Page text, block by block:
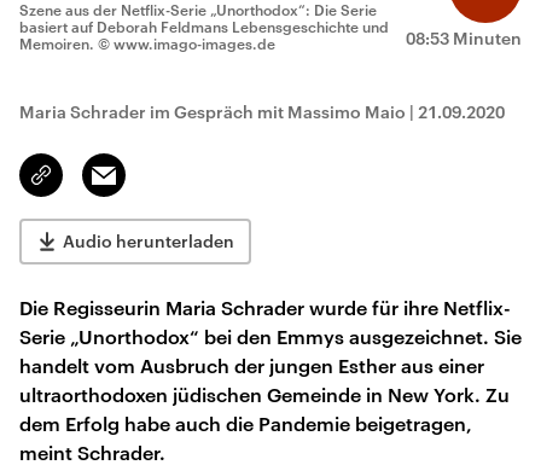
08:53 Minuten
Szene aus der Netflix-Serie „Unorthodox“: Die Serie
basiert auf Deborah Feldmans Lebensgeschichte und
Memoiren. © www.imago-images.de
Maria Schrader im Gespräch mit Massimo Maio | 21.09.2020
Link
kopieren/teilen
Email
Audio herunterladen
Die Regisseurin Maria Schrader wurde für ihre Netflix-
Serie „Unorthodox“ bei den Emmys ausgezeichnet. Sie
handelt vom Ausbruch der jungen Esther aus einer
ultraorthodoxen jüdischen Gemeinde in New York. Zu
dem Erfolg habe auch die Pandemie beigetragen,
meint Schrader.